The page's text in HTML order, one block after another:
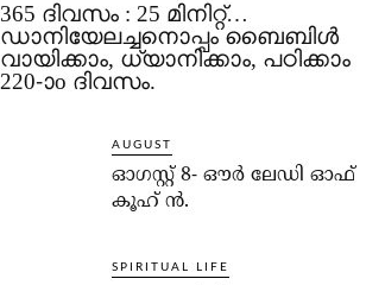
365 ദിവസം : 25 മിനിറ്റ്…
ഡാനിയേലച്ചനൊപ്പം ബൈബിൾ
വായിക്കാം, ധ്യാനിക്കാം, പഠിക്കാം
220-ാo ദിവസം.
AUGUST
ഓഗസ്റ്റ് 8- ഔര്‍ ലേഡി ഓഫ്
കൂഹ് ന്‍.
SPIRITUAL LIFE